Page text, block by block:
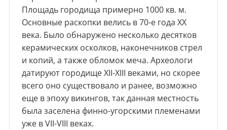
Площадь городища примерно 1000 кв. м.
Основные раскопки велись в 70-е года ХХ
века. Было обнаружено несколько десятков
керамических осколков, наконечников стрел
и копий, а также обломок меча. Археологи
датируют городище XII-XIII веками, но скорее
всего оно существовало и ранее, возможно
еще в эпоху викингов, так данная местность
была заселена финно-угорскими племенами
уже в VII-VIII веках.